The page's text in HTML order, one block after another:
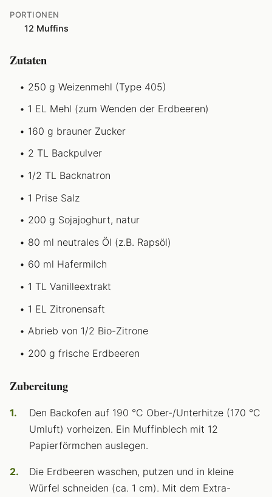
PORTIONEN
12 Muffins
Zutaten
250 g Weizenmehl (Type 405)
1 EL Mehl (zum Wenden der Erdbeeren)
160 g brauner Zucker
2 TL Backpulver
1/2 TL Backnatron
1 Prise Salz
200 g Sojajoghurt, natur
80 ml neutrales Öl (z.B. Rapsöl)
60 ml Hafermilch
1 TL Vanilleextrakt
1 EL Zitronensaft
Abrieb von 1/2 Bio-Zitrone
200 g frische Erdbeeren
Zubereitung
Den Backofen auf 190 °C Ober-/Unterhitze (170 °C
Umluft) vorheizen. Ein Muffinblech mit 12
Papierförmchen auslegen.
Die Erdbeeren waschen, putzen und in kleine
Würfel schneiden (ca. 1 cm). Mit dem Extra-